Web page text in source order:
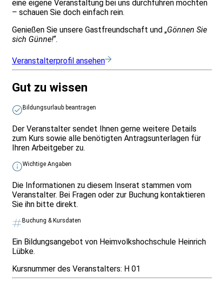
eine eigene Veranstaltung bei uns durchführen möchten
– schauen Sie doch einfach rein.
Genießen Sie unsere Gastfreundschaft und „Gönnen Sie
sich Günne!“.
Veranstalterprofil ansehen
Gut zu wissen
Bildungsurlaub beantragen
Der Veranstalter sendet Ihnen gerne weitere Details
zum Kurs sowie alle benötigten Antragsunterlagen für
Ihren Arbeitgeber zu.
Wichtige Angaben
Die Informationen zu diesem Inserat stammen vom
Veranstalter. Bei Fragen oder zur Buchung kontaktieren
Sie ihn bitte direkt.
Buchung & Kursdaten
Ein Bildungsangebot von Heimvolkshochschule Heinrich
Lübke.
Kursnummer des Veranstalters: H 01